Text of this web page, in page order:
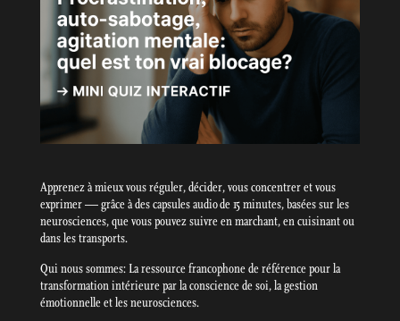
Apprenez à mieux vous réguler, décider, vous concentrer et vous
exprimer — grâce à des capsules audio de 15 minutes, basées sur les
neurosciences, que vous pouvez suivre en marchant, en cuisinant ou
dans les transports.
Qui nous sommes: La ressource francophone de référence pour la
transformation intérieure par la conscience de soi, la gestion
émotionnelle et les neurosciences.